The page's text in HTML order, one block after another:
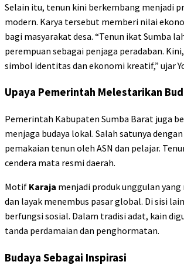
Selain itu, tenun kini berkembang menjadi
modern. Karya tersebut memberi nilai
bagi masyarakat desa. “Tenun ikat Sumba
perempuan sebagai penjaga peradaban.
simbol identitas dan ekonomi kreatif,” ujar
Upaya Pemerintah Melestarikan
Pemerintah Kabupaten Sumba Barat juga
menjaga budaya lokal. Salah satunya
pemakaian tenun oleh ASN dan pelajar.
cendera mata resmi daerah.
Motif Karaja menjadi produk unggulan
dan layak menembus pasar global. Di sisi
berfungsi sosial. Dalam tradisi adat, kain
tanda perdamaian dan penghormatan.
Budaya Sebagai Inspirasi